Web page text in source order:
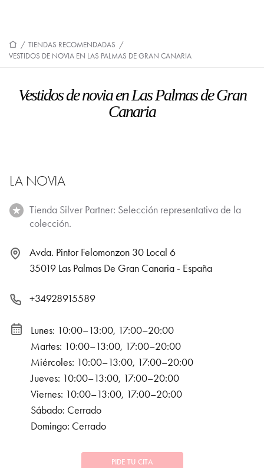
/ TIENDAS RECOMENDADAS /
VESTIDOS DE NOVIA EN LAS PALMAS DE GRAN CANARIA
Vestidos de novia en Las Palmas de Gran
Canaria
LA NOVIA
Tienda Silver Partner: Selección representativa de la
colección.
Avda. Pintor Felomonzon 30 Local 6
35019 Las Palmas De Gran Canaria - España
+34928915589
Lunes: 10:00–13:00, 17:00–20:00
Martes: 10:00–13:00, 17:00–20:00
Miércoles: 10:00–13:00, 17:00–20:00
Jueves: 10:00–13:00, 17:00–20:00
Viernes: 10:00–13:00, 17:00–20:00
Sábado: Cerrado
Domingo: Cerrado
PIDE TU CITA